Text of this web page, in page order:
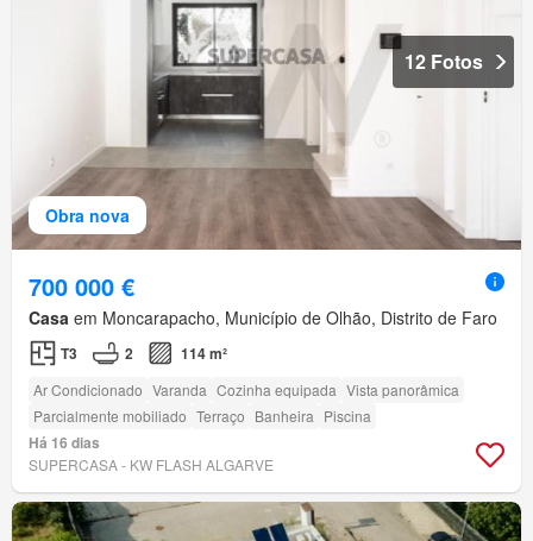
Obra nova
12 Fotos
700 000 €
Casa em Moncarapacho, Município de Olhão, Distrito de Faro
T3 2 114 m²
Ar Condicionado Varanda Cozinha equipada Vista panorâmica
Parcialmente mobiliado Terraço Banheira Piscina
Há 16 dias
SUPERCASA - KW FLASH ALGARVE